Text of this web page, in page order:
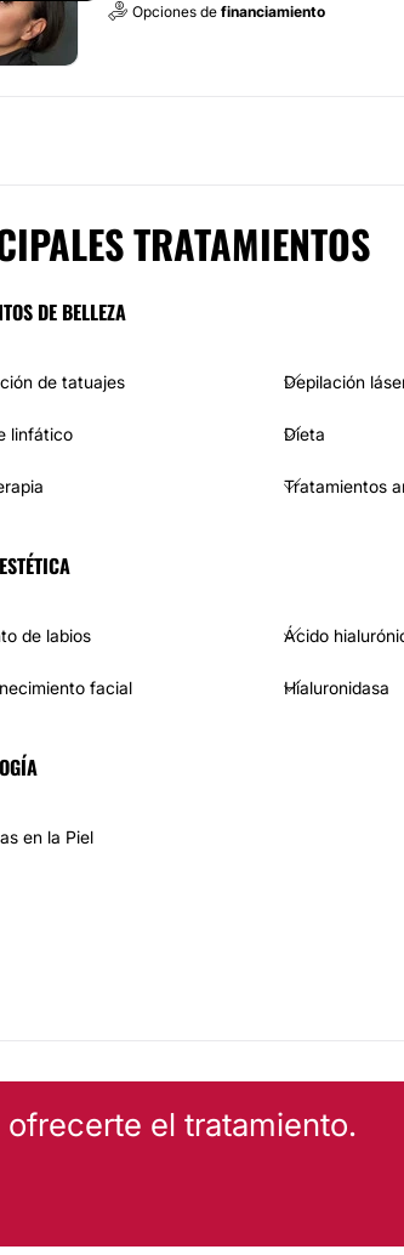
Opciones de financiamiento
TRATAMIENTOS
DE BELLEZA
de tatuajes Depilación
linfático Dieta
Tratamientos
de labios Ácido
facial Hialuronidasa
en la Piel
el tratamiento.